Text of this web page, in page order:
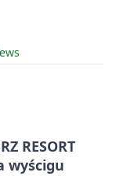
RESORT
wyścigu